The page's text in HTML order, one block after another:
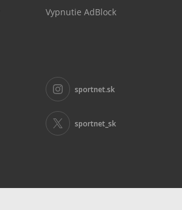
Vypnutie AdBlock
sportnet.sk
sportnet_sk